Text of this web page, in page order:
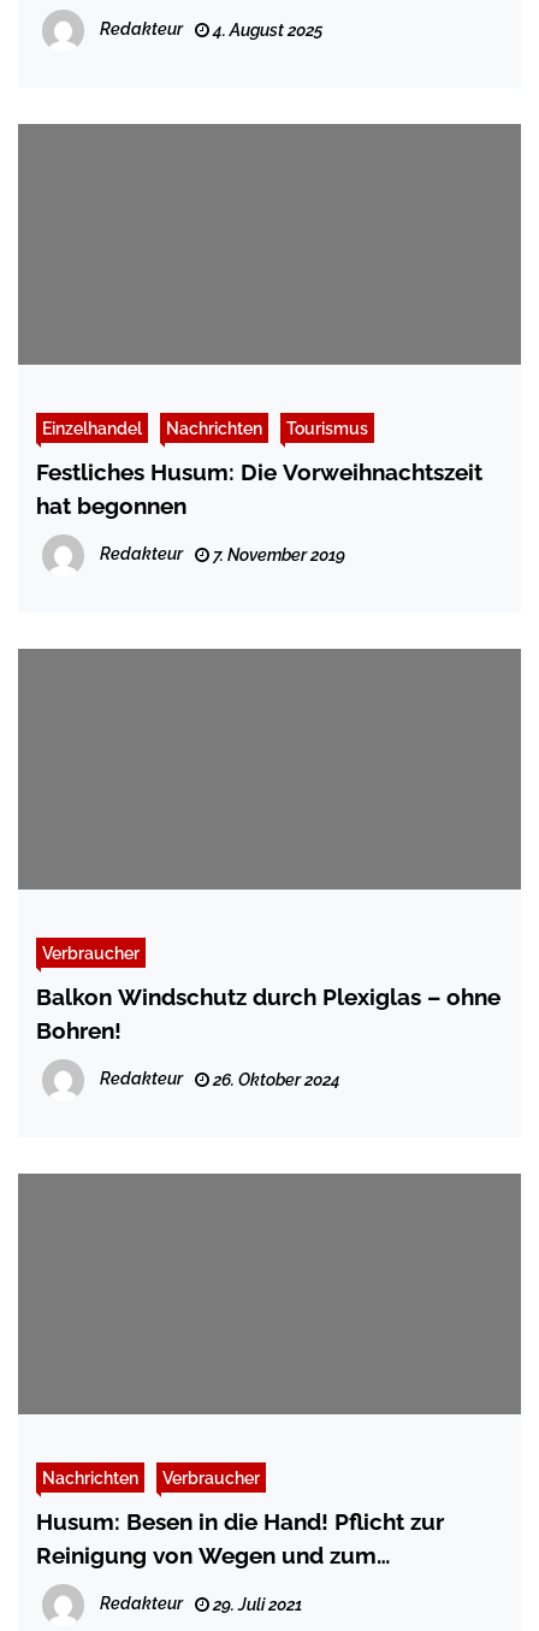
holsteinischen Nordseeküste vom 6. bis
10. August 2025
Redakteur 4. August 2025
Einzelhandel Nachrichten Tourismus
Festliches Husum: Die Vorweihnachtszeit
hat begonnen
Redakteur 7. November 2019
Verbraucher
Balkon Windschutz durch Plexiglas – ohne
Bohren!
Redakteur 26. Oktober 2024
Nachrichten Verbraucher
Husum: Besen in die Hand! Pflicht zur
Reinigung von Wegen und zum
Zurückschneiden von Pflanzen
Redakteur 29. Juli 2021